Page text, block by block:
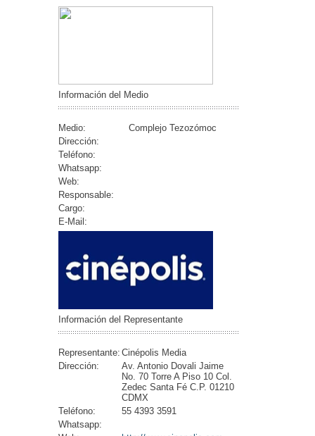
Información del Medio
Medio:
Complejo Tezozómoc
Dirección:
Teléfono:
Whatsapp:
Web:
Responsable:
Cargo:
E-Mail:
Información del Representante
Representante: Cinépolis Media
Dirección:
Av. Antonio Dovali Jaime
No. 70 Torre A Piso 10 Col.
Zedec Santa Fé C.P. 01210
CDMX
Teléfono:
55 4393 3591
Whatsapp: